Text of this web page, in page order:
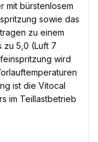
mit bürstenlosem
sowie das
zu einem
zu 5,0 (Luft 7
wird
ist die Vitocal
im Teillastbetrieb